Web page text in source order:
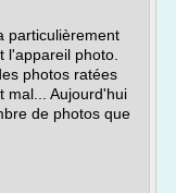
particulièrement
l'appareil photo.
photos ratées
mal... Aujourd'hui
de photos que